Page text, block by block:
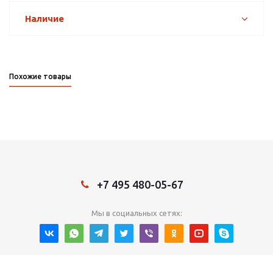
Наличие
Похожие товары
+7 495 480-05-67
Мы в социальных сетях: